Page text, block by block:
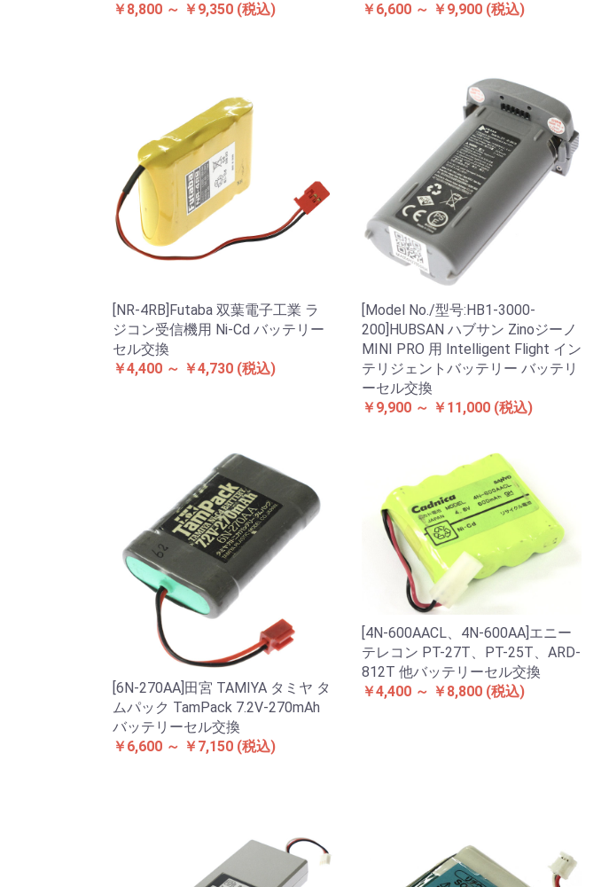
￥8,800 ～ ￥9,350 (税込)
￥6,600 ～ ￥9,900 (税込)
[NR-4RB]Futaba 双葉電子工業 ラ
ジコン受信機用 Ni-Cd バッテリー
セル交換
￥4,400 ～ ￥4,730 (税込)
[Model No./型号:HB1-3000-
200]HUBSAN ハブサン Zinoジーノ
MINI PRO 用 Intelligent Flight イン
テリジェントバッテリー バッテリ
ーセル交換
￥9,900 ～ ￥11,000 (税込)
[6N-270AA]田宮 TAMIYA タミヤ タ
ムパック TamPack 7.2V-270mAh
バッテリーセル交換
￥6,600 ～ ￥7,150 (税込)
[4N-600AACL、4N-600AA]エニー
テレコン PT-27T、PT-25T、ARD-
812T 他バッテリーセル交換
￥4,400 ～ ￥8,800 (税込)